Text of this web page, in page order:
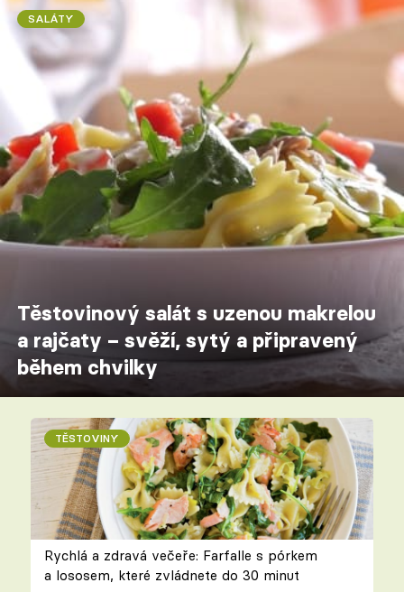
SALÁTY
Těstovinový salát s uzenou makrelou
a rajčaty – svěží, sytý a připravený
během chvilky
TĚSTOVINY
Rychlá a zdravá večeře: Farfalle s pórkem
a lososem, které zvládnete do 30 minut